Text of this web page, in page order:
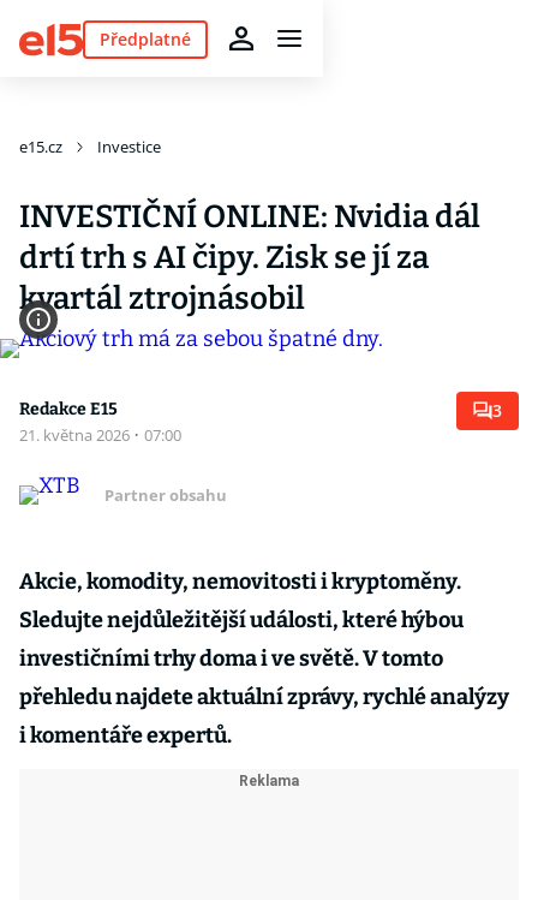
Předplatné
e15.cz Investice
INVESTIČNÍ ONLINE: Nvidia dál
drtí trh s AI čipy. Zisk se jí za
kvartál ztrojnásobil
Redakce E15
21. května 2026 · 07:00
3
Partner obsahu
Akcie, komodity, nemovitosti i kryptoměny.
Sledujte nejdůležitější události, které hýbou
investičními trhy doma i ve světě. V tomto
přehledu najdete aktuální zprávy, rychlé analýzy
i komentáře expertů.